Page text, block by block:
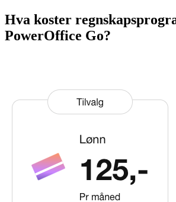
Hva koster
PowerOffice Go?